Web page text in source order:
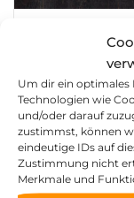
Um dir ein optimales
Technologien wie
und/oder darauf
zustimmst, können
eindeutige IDs auf
Zustimmung nicht
Merkmale und
12.11.2024
Zeller Mühle
16
NOV.